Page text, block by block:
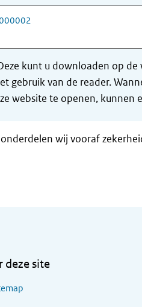
kunt u downloaden op
gebruik van de reader.
website te openen,
wij vooraf
deze site